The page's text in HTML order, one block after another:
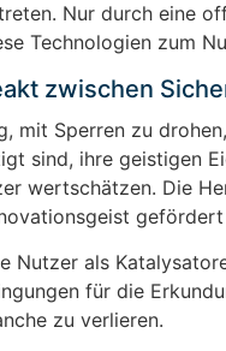
Nur durch eine
Technologien zum
zwischen
mit Sperren zu
sind, ihre geistigen
wertschätzen. Die
Nutzer als
für die
zu verlieren.